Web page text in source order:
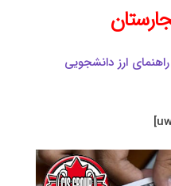
راهنمای ارز دانشجویی